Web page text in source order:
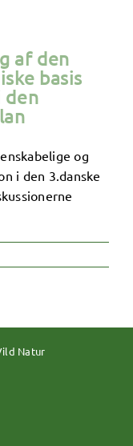
af den
basis
og
i den 3.danske
Natur